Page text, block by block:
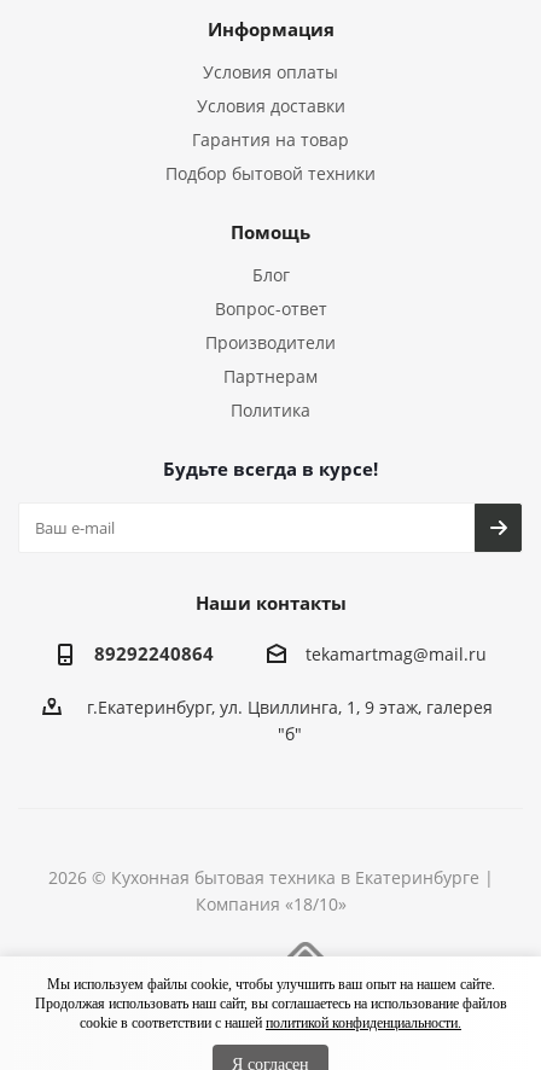
Информация
Условия оплаты
Условия доставки
Гарантия на товар
Подбор бытовой техники
Помощь
Блог
Вопрос-ответ
Производители
Партнерам
Политика
Будьте всегда в курсе!
Наши контакты
89292240864 tekamartmag@mail.ru
г.Екатеринбург, ул. Цвиллинга, 1, 9 этаж, галерея
"б"
2026 © Кухонная бытовая техника в Екатеринбурге |
Компания «18/10»
Мы используем файлы cookie, чтобы улучшить ваш опыт на нашем сайте.
Продолжая использовать наш сайт, вы соглашаетесь на использование файлов
cookie в соответствии с нашей политикой конфиденциальности.
Я согласен